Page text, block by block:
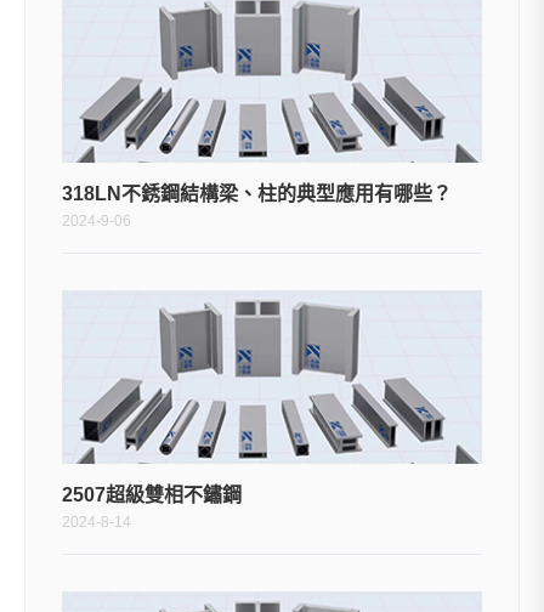
318LN不銹鋼結構梁、柱的典型應用有哪些？
2024-9-06
2507超級雙相不鏽鋼
2024-8-14